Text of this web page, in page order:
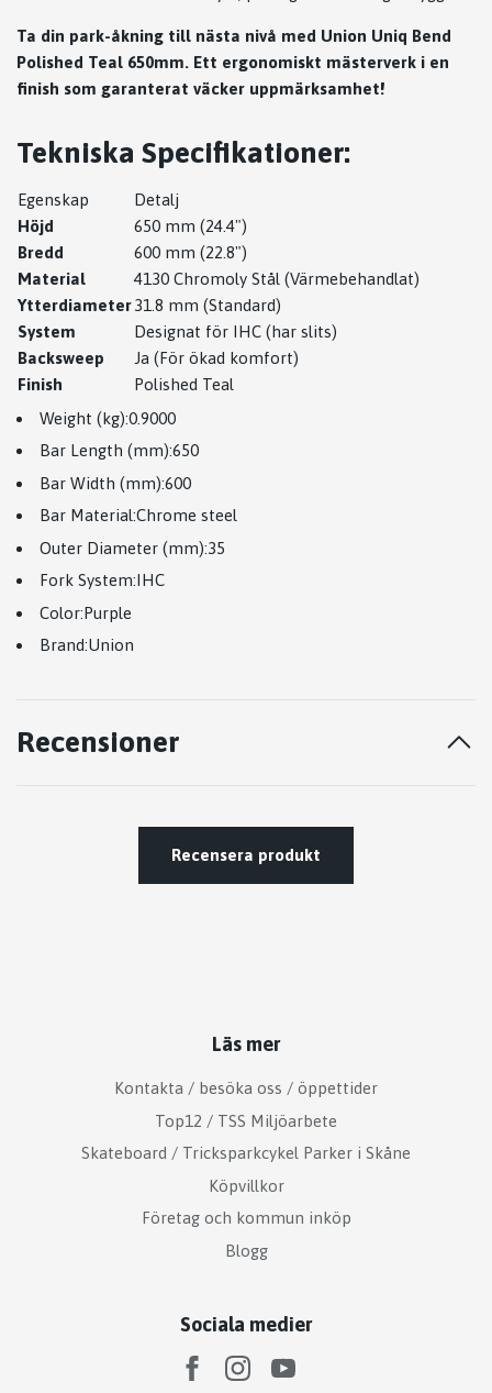
Ta din park-åkning till nästa nivå med Union Uniq Bend
Polished Teal 650mm. Ett ergonomiskt mästerverk i en
finish som garanterat väcker uppmärksamhet!
Tekniska Specifikationer:
Egenskap
Detalj
Höjd
650 mm (24.4")
Bredd
600 mm (22.8")
Material
4130 Chromoly Stål (Värmebehandlat)
Ytterdiameter31.8 mm (Standard)
System
Designat för IHC (har slits)
Backsweep
Ja (För ökad komfort)
Finish
Polished Teal
Weight (kg):0.9000
Bar Length (mm):650
Bar Width (mm):600
Bar Material:Chrome steel
Outer Diameter (mm):35
Fork System:IHC
Color:Purple
Brand:Union
Recensioner
Recensera produkt
Läs mer
Kontakta / besöka oss / öppettider
Top12 / TSS Miljöarbete
Skateboard / Tricksparkcykel Parker i Skåne
Köpvillkor
Företag och kommun inköp
Blogg
Sociala medier